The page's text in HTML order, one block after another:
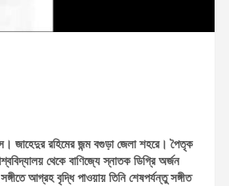
রহিমের জন্ম বগুড়া জেলা শহরে। পৈতৃক
থেকে বাণিজ্যে স্নাতক ডিগ্রি অর্জন
আগ্রহ বৃদ্ধি পাওয়ায় তিনি শেষপর্যন্তু সঙ্গীত